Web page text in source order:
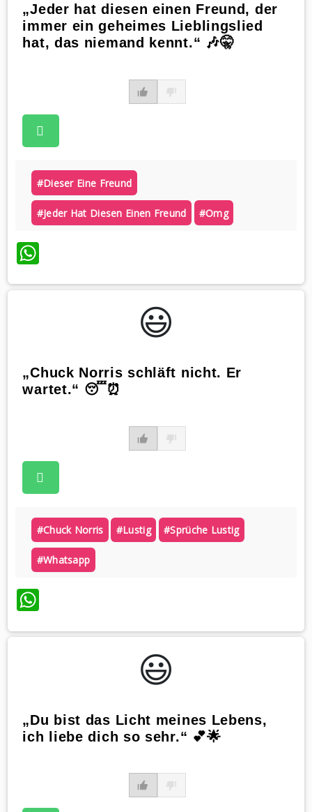
„Jeder hat diesen einen Freund, der
immer ein geheimes Lieblingslied
hat, das niemand kennt.“ 🎶🤫
#dieser Eine Freund
#jeder Hat Diesen Einen Freund #omg
WhatsApp
😃️
„Chuck Norris schläft nicht. Er
wartet.“ 😴⏰
#chuck Norris #lustig #sprüche Lustig
#whatsapp
WhatsApp
😃️
„Du bist das Licht meines Lebens,
ich liebe dich so sehr.“ 💕🌟